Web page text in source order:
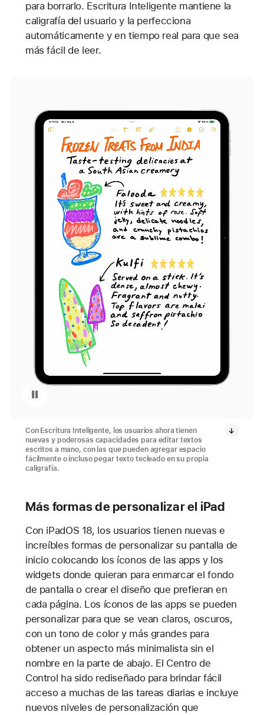
para borrarlo. Escritura Inteligente mantiene la
caligrafía del usuario y la perfecciona
automáticamente y en tiempo real para que sea
más fácil de leer.
Repetir video: Escritura Inteligente con iPadOS 18
Con Escritura Inteligente, los usuarios ahora tienen
nuevas y poderosas capacidades para editar textos
escritos a mano, con las que pueden agregar espacio
fácilmente o incluso pegar texto tecleado en su propia
caligrafía.
Más formas de personalizar el iPad
Con iPadOS 18, los usuarios tienen nuevas e
increíbles formas de personalizar su pantalla de
inicio colocando los íconos de las apps y los
widgets donde quieran para enmarcar el fondo
de pantalla o crear el diseño que prefieran en
cada página. Los íconos de las apps se pueden
personalizar para que se vean claros, oscuros,
con un tono de color y más grandes para
obtener un aspecto más minimalista sin el
nombre en la parte de abajo. El Centro de
Control ha sido rediseñado para brindar fácil
acceso a muchas de las tareas diarias e incluye
nuevos niveles de personalización que